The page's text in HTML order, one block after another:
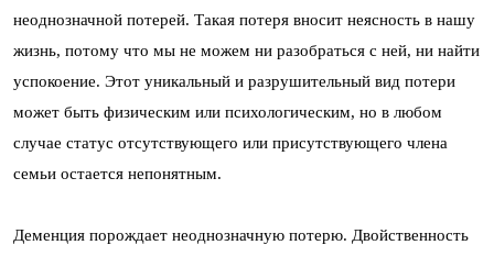
неоднозначной потерей. Такая потеря вносит неясность в нашу
жизнь, потому что мы не можем ни разобраться с ней, ни найти
успокоение. Этот уникальный и разрушительный вид потери
может быть физическим или психологическим, но в любом
случае статус отсутствующего или присутствующего члена
семьи остается непонятным.
Деменция порождает неоднозначную потерю. Двойственность